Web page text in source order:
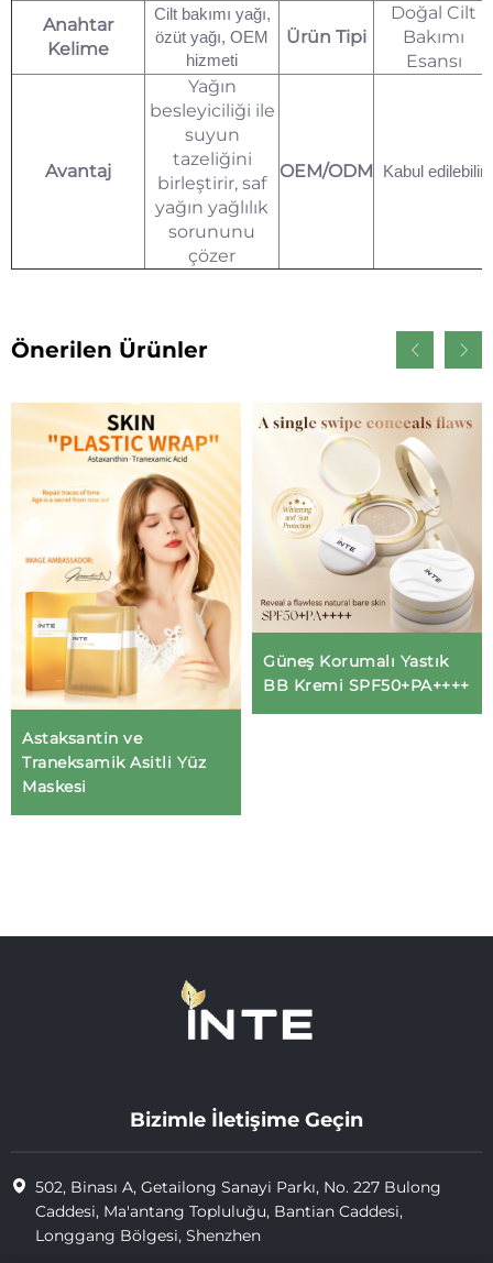
Anahtar
Kelime
Cilt bakımı yağı,
özüt yağı, OEM
hizmeti
Ürün Tipi
Doğal Cilt
Bakımı
Esansı
Avantaj
Yağın
besleyiciliği ile
suyun
tazeliğini
birleştirir, saf
yağın yağlılık
sorununu
çözer
OEM/ODM Kabul edilebilir
Önerilen Ürünler
Astaksantin ve
Traneksamik Asitli Yüz
Maskesi
Güneş Korumalı Yastık
BB Kremi SPF50+PA++++
Bizimle İletişime Geçin
502, Binası A, Getailong Sanayi Parkı, No. 227 Bulong
Caddesi, Ma'antang Topluluğu, Bantian Caddesi,
Longgang Bölgesi, Shenzhen